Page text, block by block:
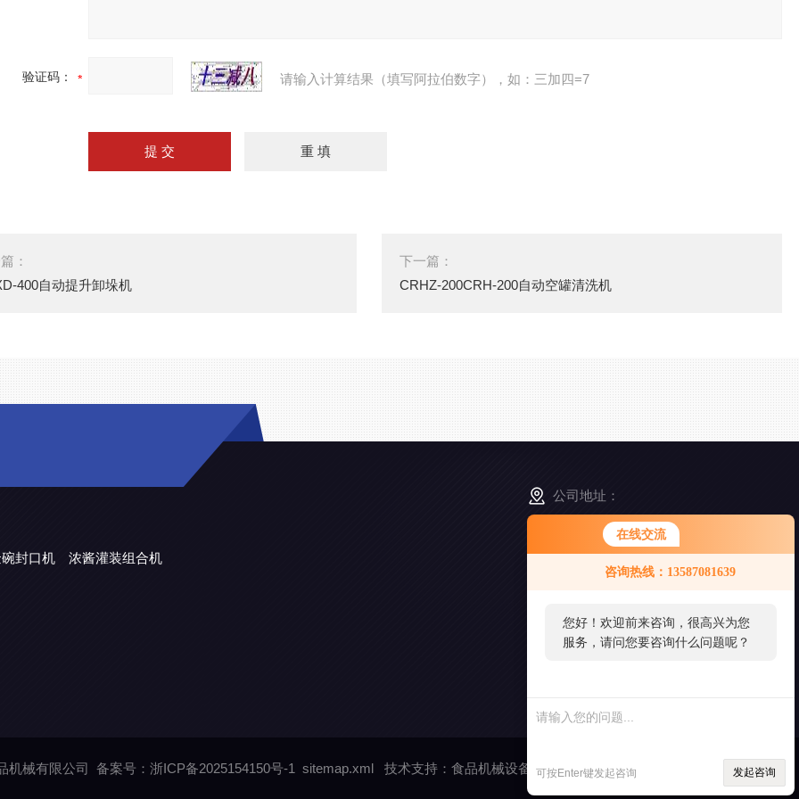
在线交流
咨询热线：13587081639
您好！欢迎前来咨询，很高兴为您
服务，请问您要咨询什么问题呢？
可按Enter键发起咨询 发起咨询
验证码： 请输入计算结果（填写阿拉伯数字），如：三加四=7
：
400自动提升卸垛机
下一篇：
CRHZ-200CRH-200自动空罐清洗机
封口机 浓酱灌装组合机
公司地址：
浙江省舟山市普陀区展茅街道晓晖路3号
添
加
机械有限公司 备案号：浙ICP备2025154150号-1 sitemap.xml 技术支持： 食品机械设备网 管理登陆